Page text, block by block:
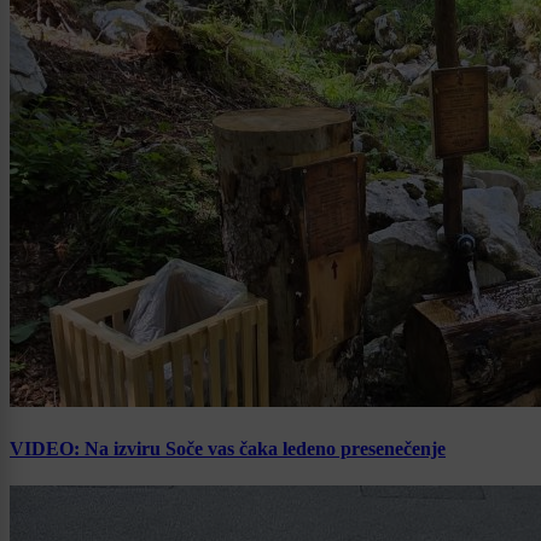
VIDEO: Na izviru Soče vas čaka ledeno presenečenje